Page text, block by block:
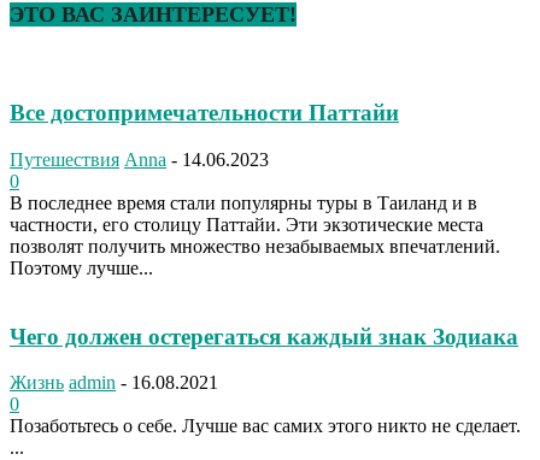
ЭТО ВАС ЗАИНТЕРЕСУЕТ!
Все достопримечательности Паттайи
Путешествия Anna - 14.06.2023
0
В последнее время стали популярны туры в Таиланд и в
частности, его столицу Паттайи. Эти экзотические места
позволят получить множество незабываемых впечатлений.
Поэтому лучше...
Чего должен остерегаться каждый знак Зодиака
Жизнь admin - 16.08.2021
0
Позаботьтесь о себе. Лучше вас самих этого никто не сделает.
...